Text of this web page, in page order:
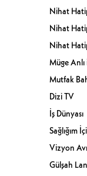
Nihat
Nihat
Nihat
Müge Anlı
Mutfak
Dizi TV
İş Dünyası
Sağlığım
Vizyon
Gülşah